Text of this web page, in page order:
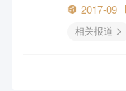
2017-09
相关报道